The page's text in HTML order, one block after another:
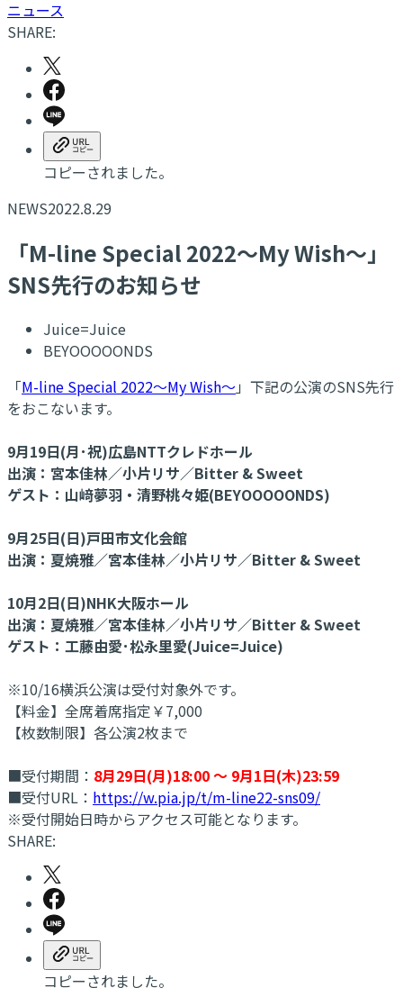
ニュース
SHARE:
コピーされました。
NEWS2022.8.29
「M-line Special 2022〜My Wish〜」
SNS先行のお知らせ
Juice=Juice
BEYOOOOONDS
「M-line Special 2022〜My Wish〜」下記の公演のSNS先行
をおこないます。
9月19日(月･祝)広島NTTクレドホール
出演：宮本佳林／小片リサ／Bitter & Sweet
ゲスト：山﨑夢羽・清野桃々姫(BEYOOOOONDS)
9月25日(日)戸田市文化会館
出演：夏焼雅／宮本佳林／小片リサ／Bitter & Sweet
10月2日(日)NHK大阪ホール
出演：夏焼雅／宮本佳林／小片リサ／Bitter & Sweet
ゲスト：工藤由愛･松永里愛(Juice=Juice)
※10/16横浜公演は受付対象外です。
【料金】全席着席指定￥7,000
【枚数制限】各公演2枚まで
■受付期間： 8月29日(月)18:00 ～ 9月1日(木)23:59
■受付URL： https://w.pia.jp/t/m-line22-sns09/
※受付開始日時からアクセス可能となります。
SHARE:
コピーされました。